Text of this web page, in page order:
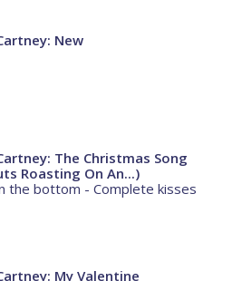
New
The Christmas Song
Roasting On An...)
the bottom - Complete kisses
My Valentine